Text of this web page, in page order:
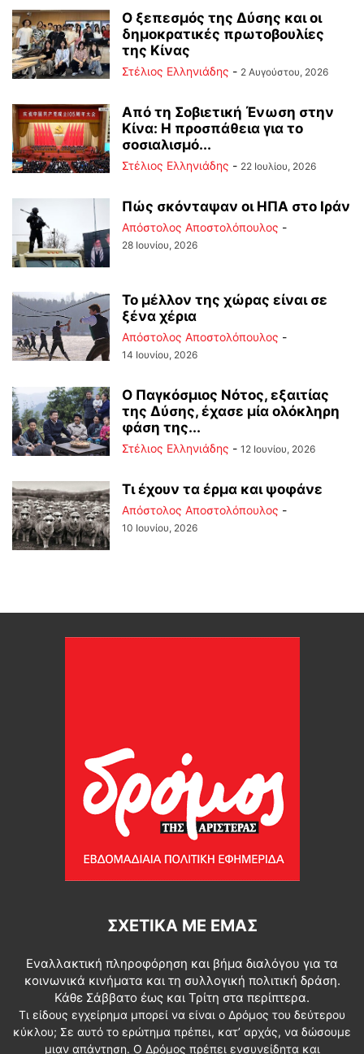
Ο ξεπεσμός της Δύσης και οι
δημοκρατικές πρωτοβουλίες
της Κίνας
Στέλιος Ελληνιάδης - 2 Αυγούστου, 2026
Από τη Σοβιετική Ένωση στην
Κίνα: Η προσπάθεια για το
σοσιαλισμό...
Στέλιος Ελληνιάδης - 22 Ιουλίου, 2026
Πώς σκόνταψαν οι ΗΠΑ στο Ιράν
Απόστολος Αποστολόπουλος -
28 Ιουνίου, 2026
Το μέλλον της χώρας είναι σε
ξένα χέρια
Απόστολος Αποστολόπουλος -
14 Ιουνίου, 2026
Ο Παγκόσμιος Νότος, εξαιτίας
της Δύσης, έχασε μία ολόκληρη
φάση της...
Στέλιος Ελληνιάδης - 12 Ιουνίου, 2026
Τι έχουν τα έρμα και ψοφάνε
Απόστολος Αποστολόπουλος -
10 Ιουνίου, 2026
ΣΧΕΤΙΚΆ ΜΕ ΕΜΆΣ
Εναλλακτική πληροφόρηση και βήμα διαλόγου για τα
κοινωνικά κινήματα και τη συλλογική πολιτική δράση.
Κάθε Σάββατο έως και Τρίτη στα περίπτερα.
Τι είδους εγχείρημα μπορεί να είναι ο Δρόμος του δεύτερου
κύκλου; Σε αυτό το ερώτημα πρέπει, κατ’ αρχάς, να δώσουμε
μιαν απάντηση. Ο Δρόμος πρέπει ενσυνείδητα και